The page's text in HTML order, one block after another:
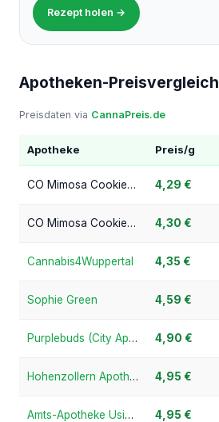
Rezept holen →
Apotheken-Preisvergleich
Preisdaten via CannaPreis.de
Apotheke Preis/g
CO Mimosa Cookies - Dr. Müller Leafs 4,29 €
CO Mimosa Cookies - cannabis aspharm 4,30 €
Cannabis4Wuppertal 4,35 €
Sophie Green 4,59 €
Purplebuds (City Apotheke Ratingen) 4,90 €
Hohenzollern Apotheke 4,95 €
Amts-Apotheke Usingen 4,95 €